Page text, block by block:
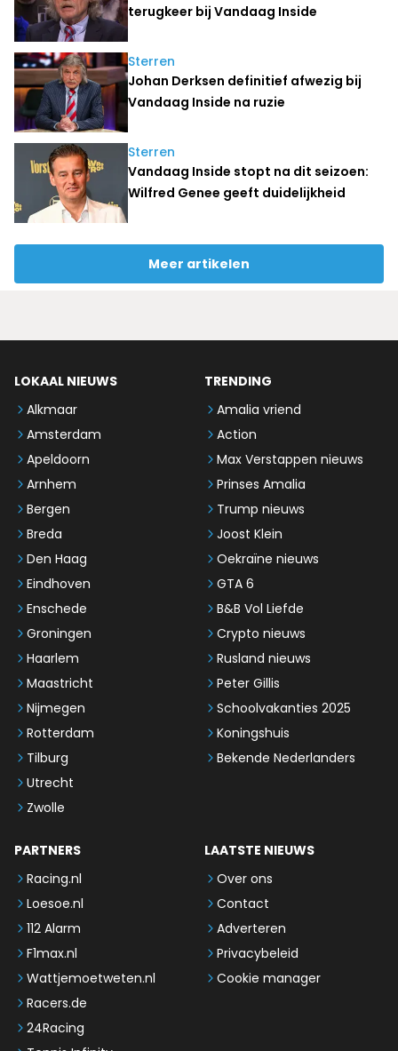
terugkeer bij Vandaag Inside
Sterren
Johan Derksen definitief afwezig bij
Vandaag Inside na ruzie
Sterren
Vandaag Inside stopt na dit seizoen:
Wilfred Genee geeft duidelijkheid
Meer artikelen
LOKAAL NIEUWS
Alkmaar
Amsterdam
Apeldoorn
Arnhem
Bergen
Breda
Den Haag
Eindhoven
Enschede
Groningen
Haarlem
Maastricht
Nijmegen
Rotterdam
Tilburg
Utrecht
Zwolle
TRENDING
Amalia vriend
Action
Max Verstappen nieuws
Prinses Amalia
Trump nieuws
Joost Klein
Oekraïne nieuws
GTA 6
B&B Vol Liefde
Crypto nieuws
Rusland nieuws
Peter Gillis
Schoolvakanties 2025
Koningshuis
Bekende Nederlanders
PARTNERS
Racing.nl
Loesoe.nl
112 Alarm
F1max.nl
Wattjemoetweten.nl
Racers.de
24Racing
LAATSTE NIEUWS
Over ons
Contact
Adverteren
Privacybeleid
Cookie manager